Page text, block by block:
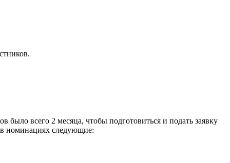
было всего 2 месяца, чтобы подготовиться и подать заявку
в номинациях следующие: